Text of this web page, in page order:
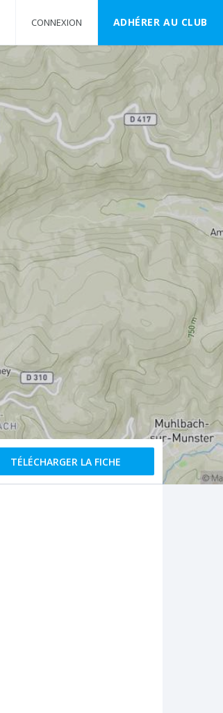
CONNEXION ADHÉRER AU CLUB
TÉLÉCHARGER LA FICHE